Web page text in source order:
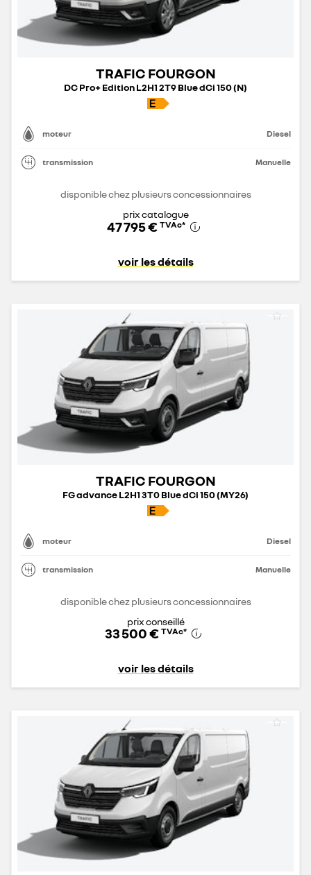
TRAFIC FOURGON
DC Pro+ Edition L2H1 2T9 Blue dCi 150 (N)
moteur Diesel
transmission Manuelle
disponible chez plusieurs concessionnaires
prix catalogue
47 795 € TVAc*
voir les détails
TRAFIC FOURGON
FG advance L2H1 3T0 Blue dCi 150 (MY26)
moteur Diesel
transmission Manuelle
disponible chez plusieurs concessionnaires
prix conseillé
33 500 € TVAc*
voir les détails